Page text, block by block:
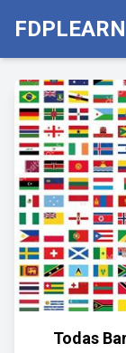
FDPLEARN
Todas